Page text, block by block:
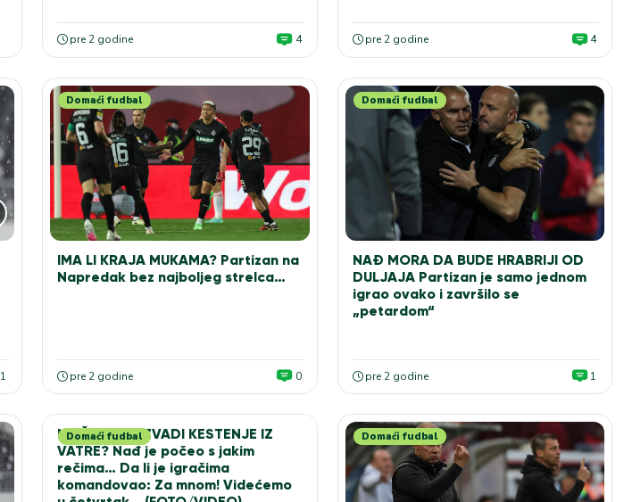
pre 2 godine 4 pre 2 godine 4
1
Domaći fudbal
IMA LI KRAJA MUKAMA? Partizan na
Napredak bez najboljeg strelca…
pre 2 godine 0
Domaći fudbal
NAĐ MORA DA BUDE HRABRIJI OD
DULJAJA Partizan je samo jednom
igrao ovako i završilo se
„petardom“
pre 2 godine 1
Domaći fudbal
MOŽE LI DA IZVADI KESTENJE IZ
VATRE? Nađ je počeo s jakim
rečima… Da li je igračima
komandovao: Za mnom! Videćemo
Domaći fudbal